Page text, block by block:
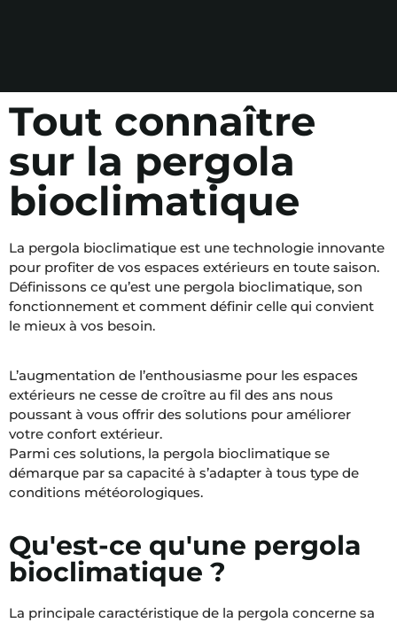
Tout connaître
sur la pergola
bioclimatique
La pergola bioclimatique est une technologie innovante
pour profiter de vos espaces extérieurs en toute saison.
Définissons ce qu’est une pergola bioclimatique, son
fonctionnement et comment définir celle qui convient
le mieux à vos besoin.
L’augmentation de l’enthousiasme pour les espaces
extérieurs ne cesse de croître au fil des ans nous
poussant à vous offrir des solutions pour améliorer
votre confort extérieur.
Parmi ces solutions, la pergola bioclimatique se
démarque par sa capacité à s’adapter à tous type de
conditions météorologiques.
Qu'est-ce qu'une pergola
bioclimatique ?
La principale caractéristique de la pergola concerne sa